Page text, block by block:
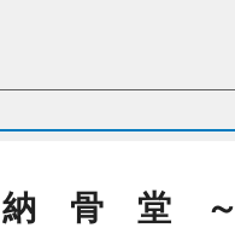
骨 堂 ～